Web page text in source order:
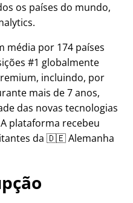
os países do mundo,
média por 174 países
#1 globalmente
incluindo, por
mais de 7 anos,
das novas tecnologias
plataforma recebeu
da 🇩🇪 Alemanha